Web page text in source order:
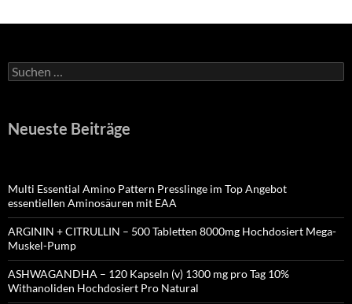
Suchen
nach:
Neueste Beiträge
Multi Essential Amino Pattern Presslinge im Top Angebot
essentiellen Aminosäuren mit EAA
ARGININ + CITRULLIN – 500 Tabletten 8000mg Hochdosiert Mega-
Muskel-Pump
ASHWAGANDHA – 120 Kapseln (v) 1300 mg pro Tag 10%
Withanoliden Hochdosiert Pro Natural